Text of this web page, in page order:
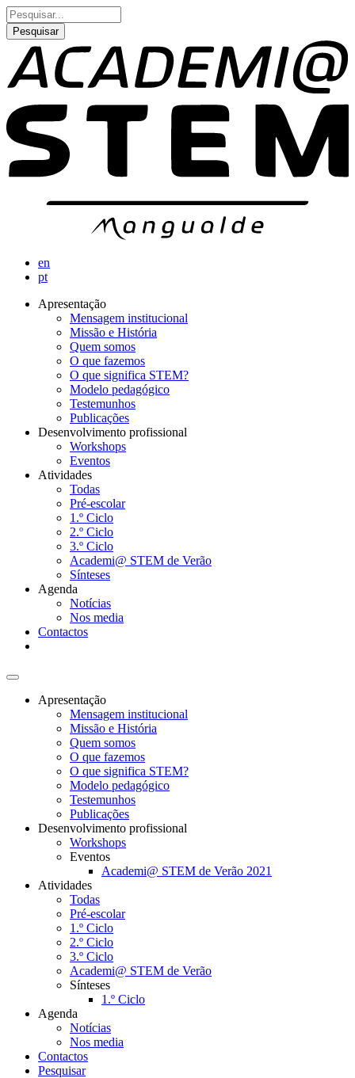
Passar
para
o
conteúdo
principal
Pesquisar
en
pt
Navegação
principal
Apresentação
Mensagem institucional
Missão e História
Quem somos
O que fazemos
O que significa STEM?
Modelo pedagógico
Testemunhos
Publicações
Desenvolvimento profissional
Workshops
Eventos
Atividades
Todas
Pré-escolar
1.º Ciclo
2.º Ciclo
3.º Ciclo
Academi@ STEM de Verão
Sínteses
Agenda
Notícias
Nos media
Contactos
Apresentação
Mensagem institucional
Missão e História
Quem somos
O que fazemos
O que significa STEM?
Modelo pedagógico
Testemunhos
Publicações
Desenvolvimento profissional
Workshops
Eventos
Academi@ STEM de Verão 2021
Atividades
Todas
Pré-escolar
1.º Ciclo
2.º Ciclo
3.º Ciclo
Academi@ STEM de Verão
Sínteses
1.º Ciclo
Agenda
Notícias
Nos media
Contactos
Pesquisar